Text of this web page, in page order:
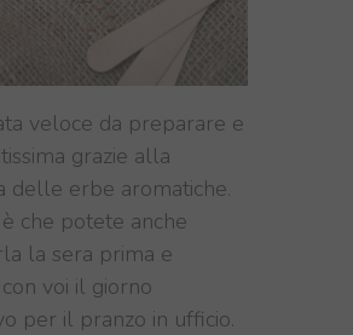
veloce da preparare e
grazie alla
delle erbe aromatiche.
che potete anche
la sera prima e
voi il giorno
per il pranzo in ufficio.